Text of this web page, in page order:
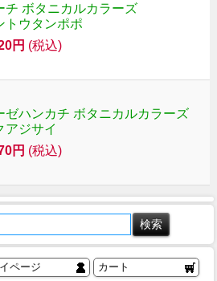
チ ボタニカルカラーズ
トウタンポポ
円 (税込)
ゼハンカチ ボタニカルカラーズ
アジサイ
円 (税込)
ページ カート